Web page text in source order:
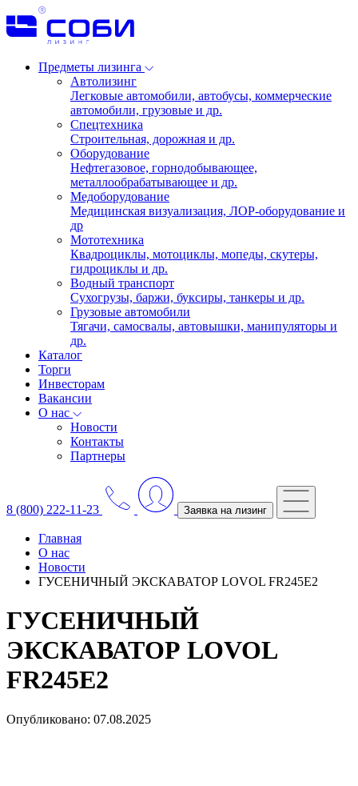
Предметы лизинга
Автолизинг
Легковые автомобили, автобусы, коммерческие
автомобили, грузовые и др.
Спецтехника
Строительная, дорожная и др.
Оборудование
Нефтегазовое, горнодобывающее,
металлообрабатывающее и др.
Медоборудование
Медицинская визуализация, ЛОР-оборудование и
др
Мототехника
Квадроциклы, мотоциклы, мопеды, скутеры,
гидроциклы и др.
Водный транспорт
Сухогрузы, баржи, буксиры, танкеры и др.
Грузовые автомобили
Тягачи, самосвалы, автовышки, манипуляторы и
др.
Каталог
Торги
Инвесторам
Вакансии
О нас
Новости
Контакты
Партнеры
8 (800) 222-11-23 Заявка на лизинг
Главная
О нас
Новости
ГУСЕНИЧНЫЙ ЭКСКАВАТОР LOVOL FR245E2
ГУСЕНИЧНЫЙ
ЭКСКАВАТОР LOVOL
FR245E2
Опубликовано: 07.08.2025